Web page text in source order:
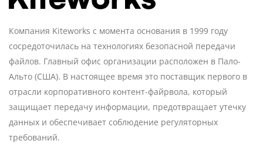
Компания Kiteworks с момента основания в 1999 году
сосредоточилась на технологиях безопасной передачи
файлов. Главный офис организации расположен в Пало-
Альто (США). В настоящее время это поставщик первого в
отрасли корпоративного контент-файрвола, который
защищает передачу информации, предотвращает утечку
данных и обеспечивает соблюдение регуляторных
требований.